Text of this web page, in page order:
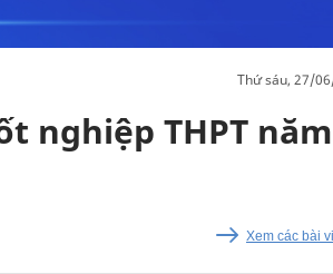
thứ sáu, 27/
nghiệp THPT năm
Xem các bài